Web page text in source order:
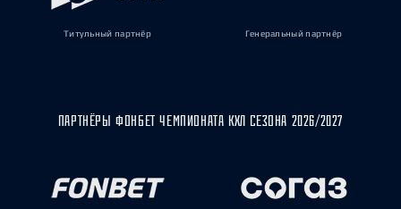
Титульный партнёр Генеральный партнёр
ПАРТНЁРЫ ФОНБЕТ ЧЕМПИОНАТА КХЛ СЕЗОНА 2026/2027